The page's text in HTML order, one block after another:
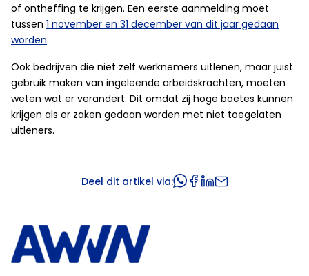
of ontheffing te krijgen. Een eerste aanmelding moet
tussen 1 november en 31 december van dit jaar gedaan
worden.
Ook bedrijven die niet zelf werknemers uitlenen, maar juist
gebruik maken van ingeleende arbeidskrachten, moeten
weten wat er verandert. Dit omdat zij hoge boetes kunnen
krijgen als er zaken gedaan worden met niet toegelaten
uitleners.
Deel dit artikel via: